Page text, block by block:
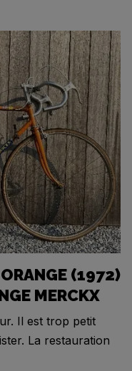
(1972)
MERCKX
Il est trop petit
La restauration